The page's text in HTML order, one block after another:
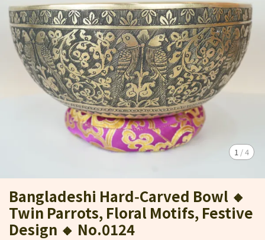
1 /4
Bangladeshi Hard‑Carved Bowl 🔸
Twin Parrots, Floral Motifs, Festive
Design 🔸 No.0124